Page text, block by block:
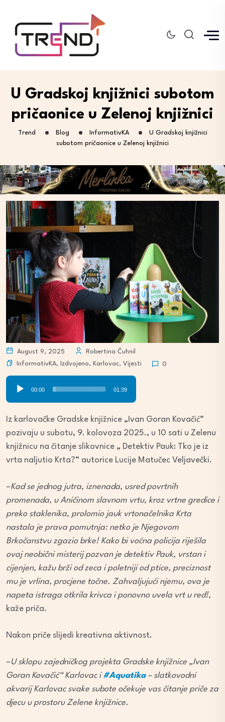
U Gradskoj knjižnici subotom
pričaonice u Zelenoj knjižnici
Trend Blog InformativKA
U Gradskoj knjižnici
subotom pričaonice u Zelenoj knjižnici
August 9, 2025
Robertina Čuhnil
InformativKA, Izdvojeno, Karlovac, Vijesti 0
Audio
Player
00:00 01:39
Iz karlovačke Gradske knjižnice „Ivan Goran Kovačić“
pozivaju u subotu, 9. kolovoza 2025., u 10 sati u Zelenu
knjižnicu na čitanje slikovnice „ Detektiv Pauk: Tko je iz
vrta naljutio Krta?“ autorice Lucije Matučec Veljavečki.
–Kad se jednog jutra, iznenada, usred povrtnih
promenada, u Aničinom slavnom vrtu, kroz vrtne gredice i
preko staklenika, prolomio jauk vrtonačelnika Krta
nastala je prava pomutnja: netko je Njegovom
Brkočanstvu zgazio brke! Kako bi voćna policija riješila
ovaj neobični misterij pozvan je detektiv Pauk, vrstan i
cijenjen, kažu brži od zeca i poletniji od ptice, preciznost
mu je vrlina, procjene točne. Zahvaljujući njemu, ova je
napeta istraga otkrila krivca i ponovno uvela vrt u red!,
kaže priča.
Nakon priče slijedi kreativna aktivnost.
–U sklopu zajedničkog projekta Gradske knjižnice „Ivan
Goran Kovačić“ Karlovac i#Aquatika– slatkovodni
akvarij Karlovac svake subote očekuje vas čitanje priče za
djecu u prostoru Zelene knjižnice.